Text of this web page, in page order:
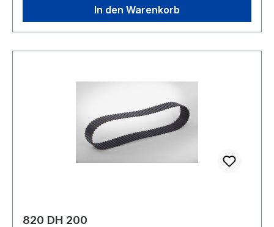
In den Warenkorb
820 DH 200